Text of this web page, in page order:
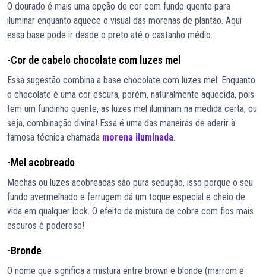
O dourado é mais uma opção de cor com fundo quente para
iluminar enquanto aquece o visual das morenas de plantão. Aqui
essa base pode ir desde o preto até o castanho médio.
-Cor de cabelo chocolate com luzes mel
Essa sugestão combina a base chocolate com luzes mel. Enquanto
o chocolate é uma cor escura, porém, naturalmente aquecida, pois
tem um fundinho quente, as luzes mel iluminam na medida certa, ou
seja, combinação divina! Essa é uma das maneiras de aderir à
famosa técnica chamada morena iluminada.
-Mel acobreado
Mechas ou luzes acobreadas são pura sedução, isso porque o seu
fundo avermelhado e ferrugem dá um toque especial e cheio de
vida em qualquer look. O efeito da mistura de cobre com fios mais
escuros é poderoso!
-Bronde
O nome que significa a mistura entre brown e blonde (marrom e